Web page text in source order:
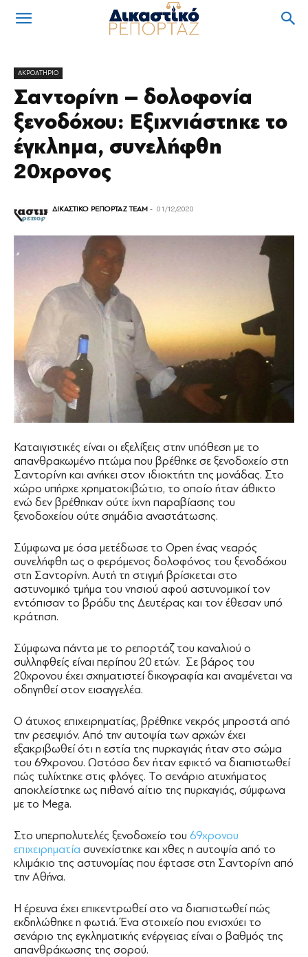
ΑΚΡΟΑΤΗΡΙΟ
Σαντορίνη – δολοφονία
ξενοδόχου: Εξιχνιάστηκε το
έγκλημα, συνελήφθη
20χρονος
ΔΙΚΑΣΤΙΚΟ ΡΕΠΟΡΤΑΖ TEAM - 01/12/2020
Καταιγιστικές είναι οι εξελίξεις στην υπόθεση με το
απανθρακωμένο πτώμα που βρέθηκε σε ξενοδοχείο στη
Σαντορίνη και ανήκει στον ιδιοκτήτη της μονάδας. Στο
χώρο υπήρχε χρηματοκιβώτιο, το οποίο ήταν άθικτο
ενώ δεν βρέθηκαν ούτε ίχνη παραβίασης του
ξενοδοχείου ούτε σημάδια αναστάτωσης.
Σύμφωνα με όσα μετέδωσε το Open ένας νεαρός
συνελήφθη ως ο φερόμενος δολοφόνος του ξενοδόχου
στη Σαντορίνη. Αυτή τη στιγμή βρίσκεται στο
αστυνομικό τμήμα του νησιού αφού αστυνομικοί τον
εντόπισαν το βράδυ της Δευτέρας και τον έθεσαν υπό
κράτηση.
Σύμφωνα πάντα με το ρεπορτάζ του καναλιού ο
συλληφθείς είναι περίπου 20 ετών. Σε βάρος του
20χρονου έχει σχηματιστεί δικογραφία και αναμένεται να
οδηγηθεί στον εισαγγελέα.
Ο άτυχος επιχειρηματίας, βρέθηκε νεκρός μπροστά από
την ρεσεψιόν. Από την αυτοψία των αρχών έχει
εξακριβωθεί ότι η εστία της πυρκαγιάς ήταν στο σώμα
του 69χρονου. Ωστόσο δεν ήταν εφικτό να διαπιστωθεί
πώς τυλίχτηκε στις φλόγες. Το σενάριο ατυχήματος
αποκλείστηκε ως πιθανό αίτιο της πυρκαγιάς, σύμφωνα
με το Mega.
Στο υπερπολυτελές ξενοδοχείο του 69χρονου
επιχειρηματία συνεχίστηκε και χθες η αυτοψία από το
κλιμάκιο της αστυνομίας που έφτασε στη Σαντορίνη από
την Αθήνα.
Η έρευνα έχει επικεντρωθεί στο να διαπιστωθεί πώς
εκδηλώθηκε η φωτιά. Ένα στοιχείο που ενισχύει το
σενάριο της εγκληματικής ενέργειας είναι ο βαθμός της
απανθράκωσης της σορού.